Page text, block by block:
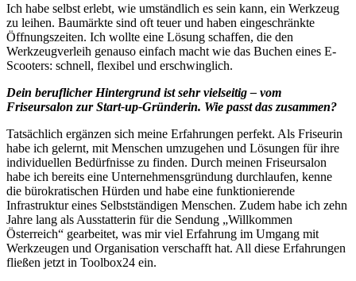
Ich habe selbst erlebt, wie umständlich es sein kann, ein Werkzeug
zu leihen. Baumärkte sind oft teuer und haben eingeschränkte
Öffnungszeiten. Ich wollte eine Lösung schaffen, die den
Werkzeugverleih genauso einfach macht wie das Buchen eines E-
Scooters: schnell, flexibel und erschwinglich.
Dein beruflicher Hintergrund ist sehr vielseitig – vom
Friseursalon zur Start-up-Gründerin. Wie passt das zusammen?
Tatsächlich ergänzen sich meine Erfahrungen perfekt. Als Friseurin
habe ich gelernt, mit Menschen umzugehen und Lösungen für ihre
individuellen Bedürfnisse zu finden. Durch meinen Friseursalon
habe ich bereits eine Unternehmensgründung durchlaufen, kenne
die bürokratischen Hürden und habe eine funktionierende
Infrastruktur eines Selbstständigen Menschen. Zudem habe ich zehn
Jahre lang als Ausstatterin für die Sendung „Willkommen
Österreich“ gearbeitet, was mir viel Erfahrung im Umgang mit
Werkzeugen und Organisation verschafft hat. All diese Erfahrungen
fließen jetzt in Toolbox24 ein.